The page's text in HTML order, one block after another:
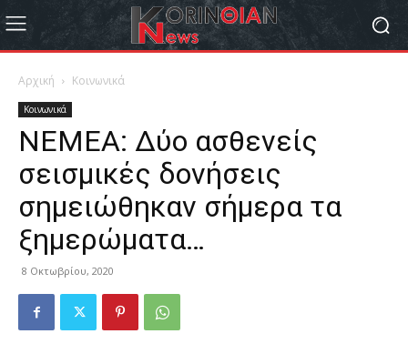
Αρχική Κοινωνικά
Κοινωνικά
ΝΕΜΕΑ: Δύο ασθενείς
σεισμικές δονήσεις
σημειώθηκαν σήμερα τα
ξημερώματα…
8 Οκτωβρίου, 2020